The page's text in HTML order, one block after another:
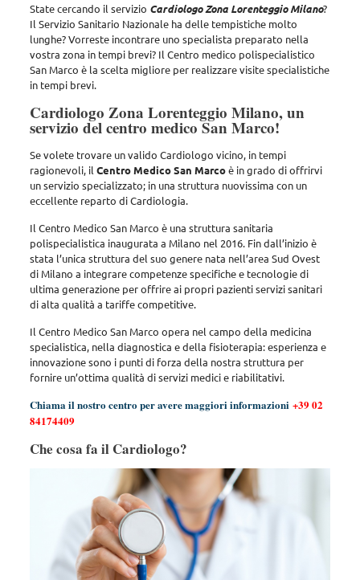
State cercando il servizio Cardiologo Zona Lorenteggio Milano?
Il Servizio Sanitario Nazionale ha delle tempistiche molto
lunghe? Vorreste incontrare uno specialista preparato nella
vostra zona in tempi brevi? Il Centro medico polispecialistico
San Marco è la scelta migliore per realizzare visite specialistiche
in tempi brevi.
Cardiologo Zona Lorenteggio Milano, un
servizio del centro medico San Marco!
Se volete trovare un valido Cardiologo vicino, in tempi
ragionevoli, il Centro Medico San Marcoè in grado di offrirvi
un servizio specializzato; in una struttura nuovissima con un
eccellente reparto di Cardiologia.
Il Centro Medico San Marco è una struttura sanitaria
polispecialistica inaugurata a Milano nel 2016. Fin dall’inizio è
stata l’unica struttura del suo genere nata nell’area Sud Ovest
di Milano a integrare competenze specifiche e tecnologie di
ultima generazione per offrire ai propri pazienti servizi sanitari
di alta qualità a tariffe competitive.
Il Centro Medico San Marco opera nel campo della medicina
specialistica, nella diagnostica e della fisioterapia: esperienza e
innovazione sono i punti di forza della nostra struttura per
fornire un’ottima qualità di servizi medici e riabilitativi.
Chiama il nostro centro per avere maggiori informazioni +39 02
84174409
Che cosa fa il Cardiologo?